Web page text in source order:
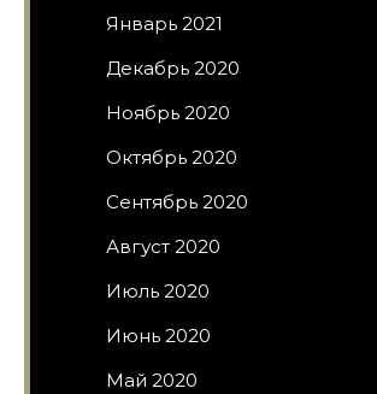
Январь 2021
Декабрь 2020
Ноябрь 2020
Октябрь 2020
Сентябрь 2020
Август 2020
Июль 2020
Июнь 2020
Май 2020